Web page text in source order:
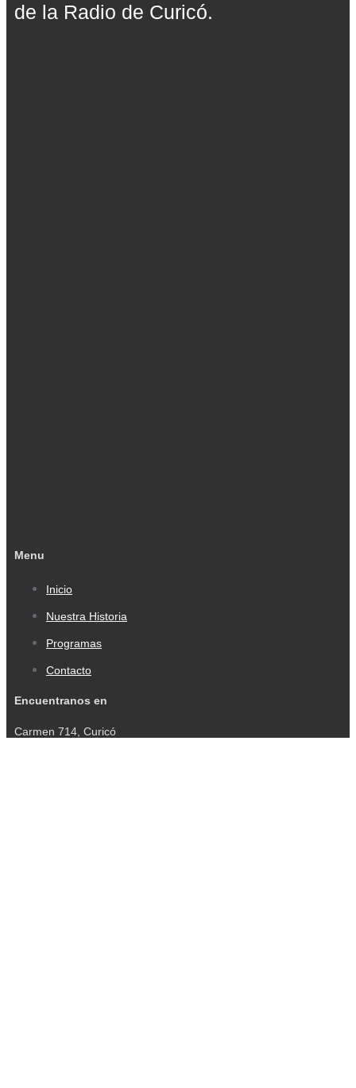
de la Radio de Curicó.
Menu
Inicio
Nuestra Historia
Programas
Contacto
Encuentranos en
Carmen 714, Curicó